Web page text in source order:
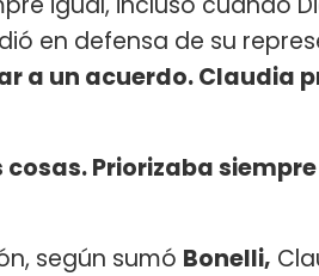
en defensa de su
a un acuerdo. Claudia
cosas. Priorizaba
según sumó Bonelli,